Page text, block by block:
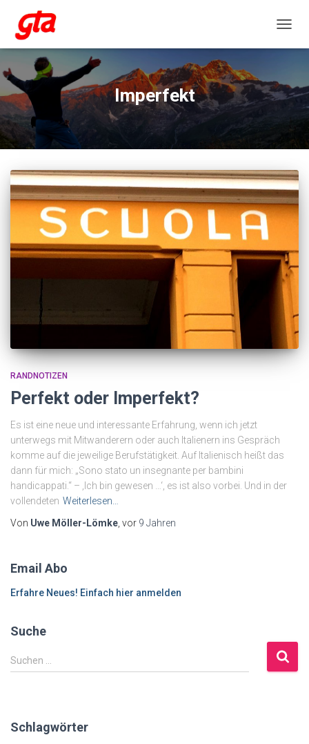
Imperfekt
RANDNOTIZEN
Perfekt oder Imperfekt?
Es ist eine neue und interessante Erfahrung, wenn ich jetzt
unterwegs mit Mitwanderern oder auch Italienern ins Gespräch
komme auf die jeweilige Berufstätigkeit. Auf Italienisch heißt das
dann für mich: „Sono stato un insegnante per bambini
handicappati.“ – ‚Ich bin gewesen …‘, es ist also vorbei. Und in der
vollendeten Weiterlesen…
Von Uwe Möller-Lömke , vor 9 Jahren
Email Abo
Erfahre Neues! Einfach hier anmelden
Suche
S
u
n
Suchen …
Schlagwörter